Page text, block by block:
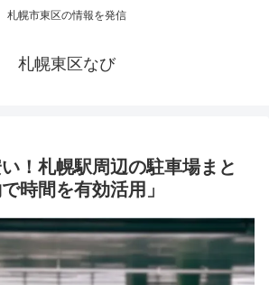
札幌市東区の情報を発信
札幌東区なび
！札幌駅周辺の駐車場まと
時間を有効活用」